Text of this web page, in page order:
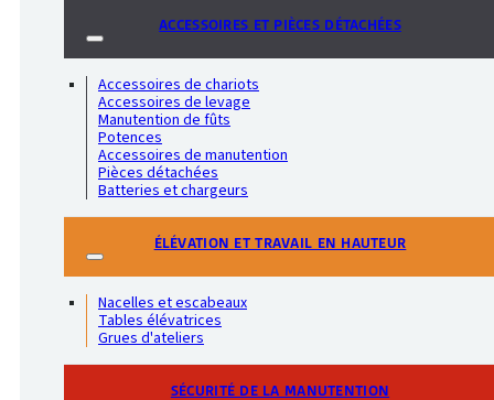
ACCESSOIRES ET PIÈCES DÉTACHÉES
Accessoires de chariots
Accessoires de levage
Manutention de fûts
Potences
Accessoires de manutention
Pièces détachées
Batteries et chargeurs
ÉLÉVATION ET TRAVAIL EN HAUTEUR
Nacelles et escabeaux
Tables élévatrices
Grues d'ateliers
SÉCURITÉ DE LA MANUTENTION